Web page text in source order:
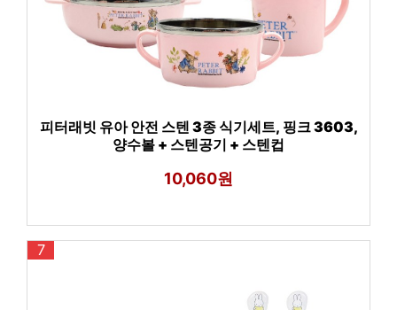
피터래빗 유아 안전 스텐 3종 식기세트, 핑크 3603,
양수볼 + 스텐공기 + 스텐컵
10,060원
7